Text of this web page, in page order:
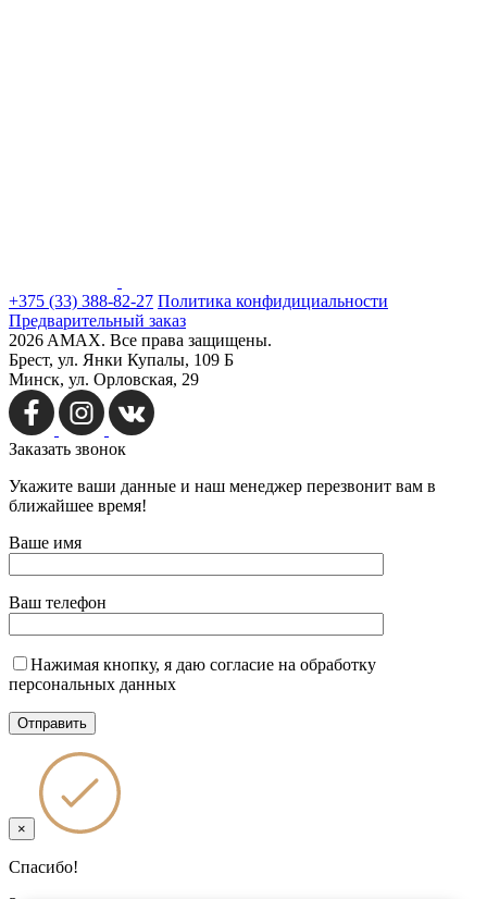
+375 (33) 388-82-27 Политика конфидициальности
Предварительный заказ
2026 AMAX. Все права защищены.
Брест, ул. Янки Купалы, 109 Б
Минск, ул. Орловская, 29
Заказать звонок
Укажите ваши данные и наш менеджер перезвонит вам в
ближайшее время!
Ваше имя
Ваш телефон
Нажимая кнопку, я даю согласие на обработку
персональных данных
×
Спасибо!